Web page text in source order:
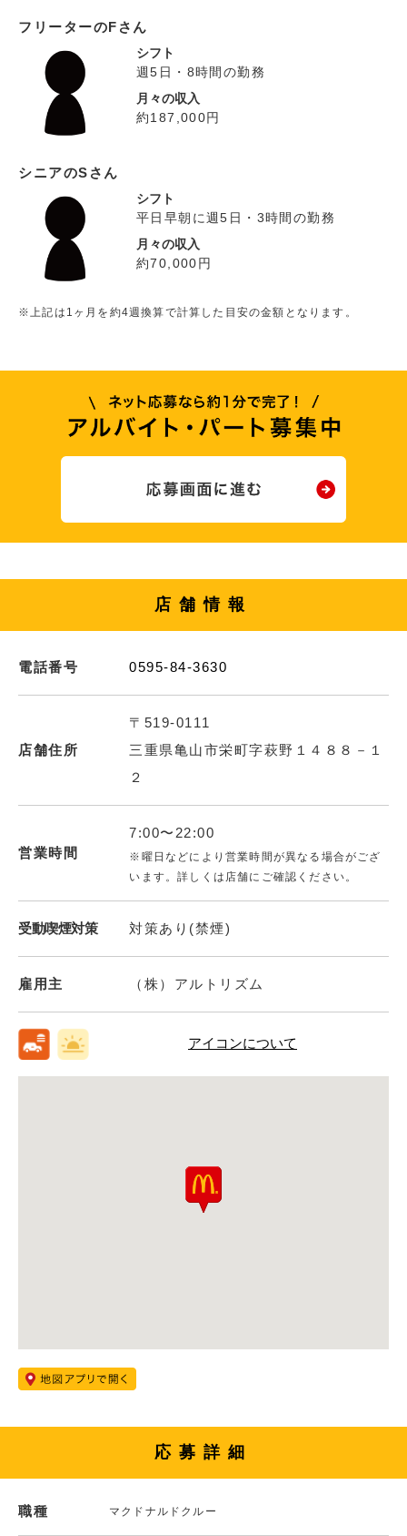
フリーターのFさん
シフト
週5日・8時間の勤務
月々の収入
約187,000円
シニアのSさん
シフト
平日早朝に週5日・3時間の勤務
月々の収入
約70,000円
※上記は1ヶ月を約4週換算で計算した目安の金額となります。
店舗情報
電話番号 0595-84-3630
店舗住所
〒519-0111
三重県亀山市栄町字萩野１４８８－１
２
営業時間
7:00〜22:00
※曜日などにより営業時間が異なる場合がござ
います。詳しくは店舗にご確認ください。
受動喫煙対策 対策あり(禁煙)
雇用主 （株）アルトリズム
アイコンについて
応募詳細
職種 マクドナルドクルー